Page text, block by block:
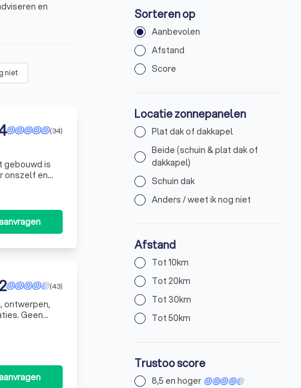
en
niet
(34)
gebouwd is
onszelf en
(43)
ontwerpen,
Geen
Sorteren op
Aanbevolen
Afstand
Score
Locatie zonnepanelen
Plat dak of dakkapel
Beide (schuin & plat dak of
dakkapel)
Schuin dak
Anders / weet ik nog niet
Afstand
Tot 10km
Tot 20km
Tot 30km
Tot 50km
Trustoo score
8,5 en hoger